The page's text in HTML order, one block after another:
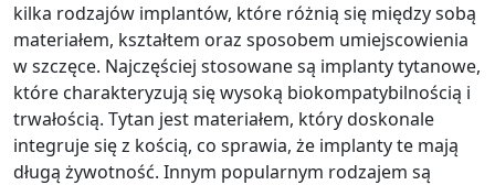
kilka rodzajów implantów, które różnią się między sobą
materiałem, kształtem oraz sposobem umiejscowienia
w szczęce. Najczęściej stosowane są implanty tytanowe,
które charakteryzują się wysoką biokompatybilnością i
trwałością. Tytan jest materiałem, który doskonale
integruje się z kością, co sprawia, że implanty te mają
długą żywotność. Innym popularnym rodzajem są